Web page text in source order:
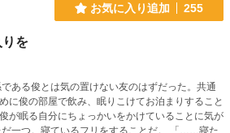
お気に入り追加 255
を
に俊の部屋で飲み、眠りこけてお泊まりすること
が眠る自分にちょっかいをかけていることに気が